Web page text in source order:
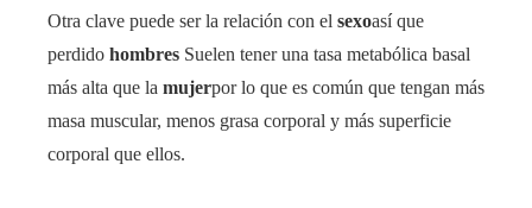
Otra clave puede ser la relación con el sexoasí que
perdido hombres Suelen tener una tasa metabólica basal
más alta que la mujerpor lo que es común que tengan más
masa muscular, menos grasa corporal y más superficie
corporal que ellos.